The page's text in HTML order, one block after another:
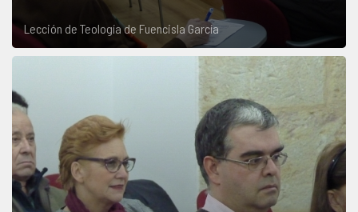
Lección de Teología de Fuencisla García